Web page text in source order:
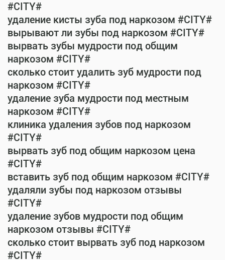
#CITY#
удаление кисты зуба под наркозом #CITY#
вырывают ли зубы под наркозом #CITY#
вырвать зубы мудрости под общим
наркозом #CITY#
сколько стоит удалить зуб мудрости под
наркозом #CITY#
удаление зуба мудрости под местным
наркозом #CITY#
клиника удаления зубов под наркозом
#CITY#
вырвать зуб под общим наркозом цена
#CITY#
вставить зуб под общим наркозом #CITY#
удаляли зубы под наркозом отзывы
#CITY#
удаление зубов мудрости под общим
наркозом отзывы #CITY#
сколько стоит вырвать зуб под наркозом
#CITY#